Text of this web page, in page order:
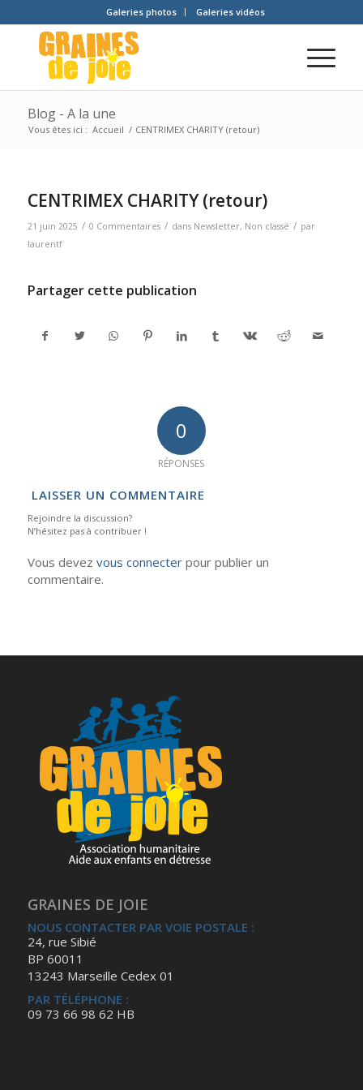
Galeries photos Galeries vidéos
Blog - A la une
Vous êtes ici : Accueil / CENTRIMEX CHARITY (retour)
CENTRIMEX CHARITY (retour)
21 juin 2025 / 0 Commentaires / dans Newsletter, Non classé / par
laurentf
Partager cette publication
0
RÉPONSES
LAISSER UN COMMENTAIRE
Rejoindre la discussion?
N’hésitez pas à contribuer !
Vous devez vous connecterpour publier un
commentaire.
GRAINES DE JOIE
NOUS CONTACTER PAR VOIE POSTALE :
24, rue Sibié
BP 60011
13243 Marseille Cedex 01
PAR TÉLÉPHONE :
09 73 66 98 62 HB